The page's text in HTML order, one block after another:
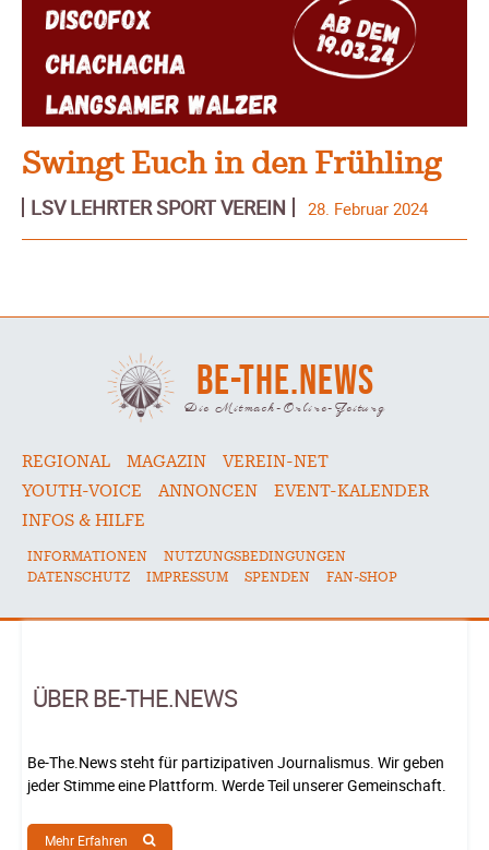
Swingt Euch in den Frühling
LSV LEHRTER SPORT VEREIN 28. Februar 2024
BE-THE.NEWS
Die Mitmach-Online-Zeitung
REGIONAL MAGAZIN
VEREIN-NET
YOUTH-VOICE
ANNONCEN
EVENT-KALENDER
INFOS & HILFE
INFORMATIONEN
NUTZUNGSBEDINGUNGEN
DATENSCHUTZ
IMPRESSUM SPENDEN FAN-SHOP
ÜBER BE-THE.NEWS
Be-The.News steht für partizipativen Journalismus. Wir geben
jeder Stimme eine Plattform. Werde Teil unserer Gemeinschaft.
Mehr Erfahren